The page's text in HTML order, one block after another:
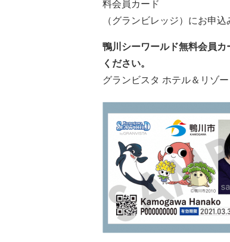
料会員カード
（グランビレッジ）にお申
鴨川シーワールド無料会員
ください。
グランビスタ ホテル＆リゾ